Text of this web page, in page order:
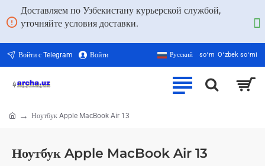
Доставляем по Узбекистану курьерской службой,
уточняйте условия доставки.
Войти с Telegram Войти Русский soʻm Oʻzbek soʻmi
Ноутбук Apple MacBook Air 13
Ноутбук Apple MacBook Air 13